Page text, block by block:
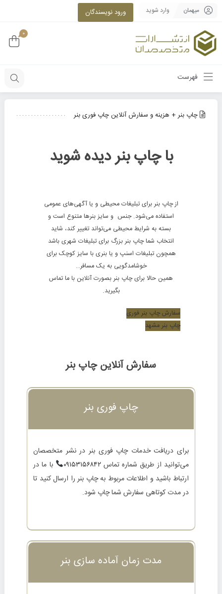
میهمان وارد شوید ورود نویسندگان
0
فهرست
چاپ بنر + هزینه و سفارش آنلاین چاپ فوری بنر
با چاپ بنر دیده شوید
از چاپ بنر برای تبلیغات محیطی و یا آگهی‌های عمومی
استفاده می‌شود. جنس و سایز بنرها متنوع است و
بسته به شرایط محیطی می‌تواند تغییر کند، شاید
انتخاب شما چاپ بنر بزرگ برای تبلیغات شهری باشد
همچون تبلیغات اسنپ و یا بنری با سایز کوچک برای
خوشامدگویی به یک مسافر…
همین حالا برایچاپ بنربصورت آنلاین با ما تماس
بگیرید.
سفارش چاپ بنر فوری
چاپ بنر مشهد
سفارش آنلاین چاپ بنر
چاپ فوری بنر
برای دریافت خدمات چاپ فوری بنر در نشر متخصصان
می‌توانید از طریق شماره تماس۰۹۱۵۳۱۵۶۸۴۲
با ما در
ارتباط باشید و اطلاعات مربوط به چاپ بنر را ارسال کنید تا
در مدت کوتاهی سفارش شما چاپ شود.
مدت زمان آماده سازی بنر